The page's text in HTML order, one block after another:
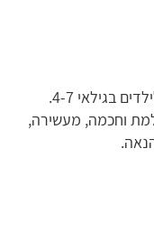
הסוד של מיה הוא אתר אינטרנט המיועד לילדים בגילאי 4-7.
וחכמה, מעשירה,